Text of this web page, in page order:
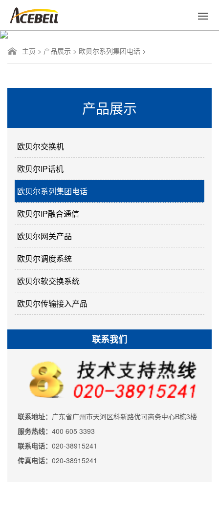
主页 > 产品展示 > 欧贝尔系列集团电话 >
产品展示
欧贝尔交换机
欧贝尔IP话机
欧贝尔系列集团电话
欧贝尔IP融合通信
欧贝尔网关产品
欧贝尔调度系统
欧贝尔软交换系统
欧贝尔传输接入产品
联系我们
联系地址： 广东省广州市天河区科新路优可商务中心B栋3楼
服务热线： 400 605 3393
联系电话： 020-38915241
传真电话： 020-38915241